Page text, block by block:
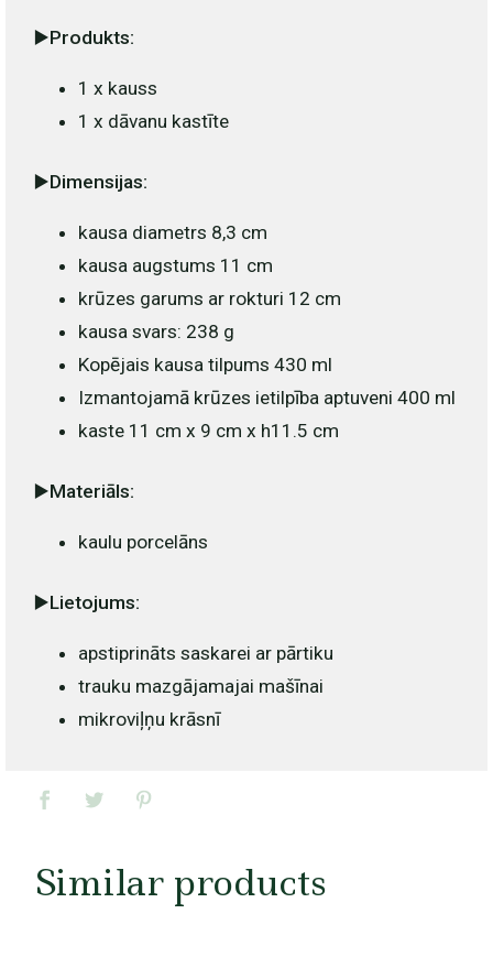
▶️Produkts:
1 x kauss
1 x dāvanu kastīte
▶️Dimensijas:
kausa diametrs 8,3 cm
kausa augstums 11 cm
krūzes garums ar rokturi 12 cm
kausa svars: 238 g
Kopējais kausa tilpums 430 ml
Izmantojamā krūzes ietilpība aptuveni 400 ml
kaste 11 cm x 9 cm x h11.5 cm
▶️Materiāls:
kaulu porcelāns
▶️Lietojums:
apstiprināts saskarei ar pārtiku
trauku mazgājamajai mašīnai
mikroviļņu krāsnī
Similar products